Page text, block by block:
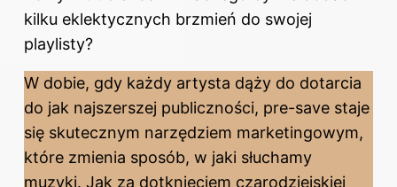
kilku eklektycznych brzmień do swojej
playlisty?
W dobie, gdy każdy artysta dąży do dotarcia
do jak najszerszej publiczności, pre-save staje
się skutecznym narzędziem marketingowym,
które zmienia sposób, w jaki słuchamy
muzyki. Jak za dotknięciem czarodziejskiej